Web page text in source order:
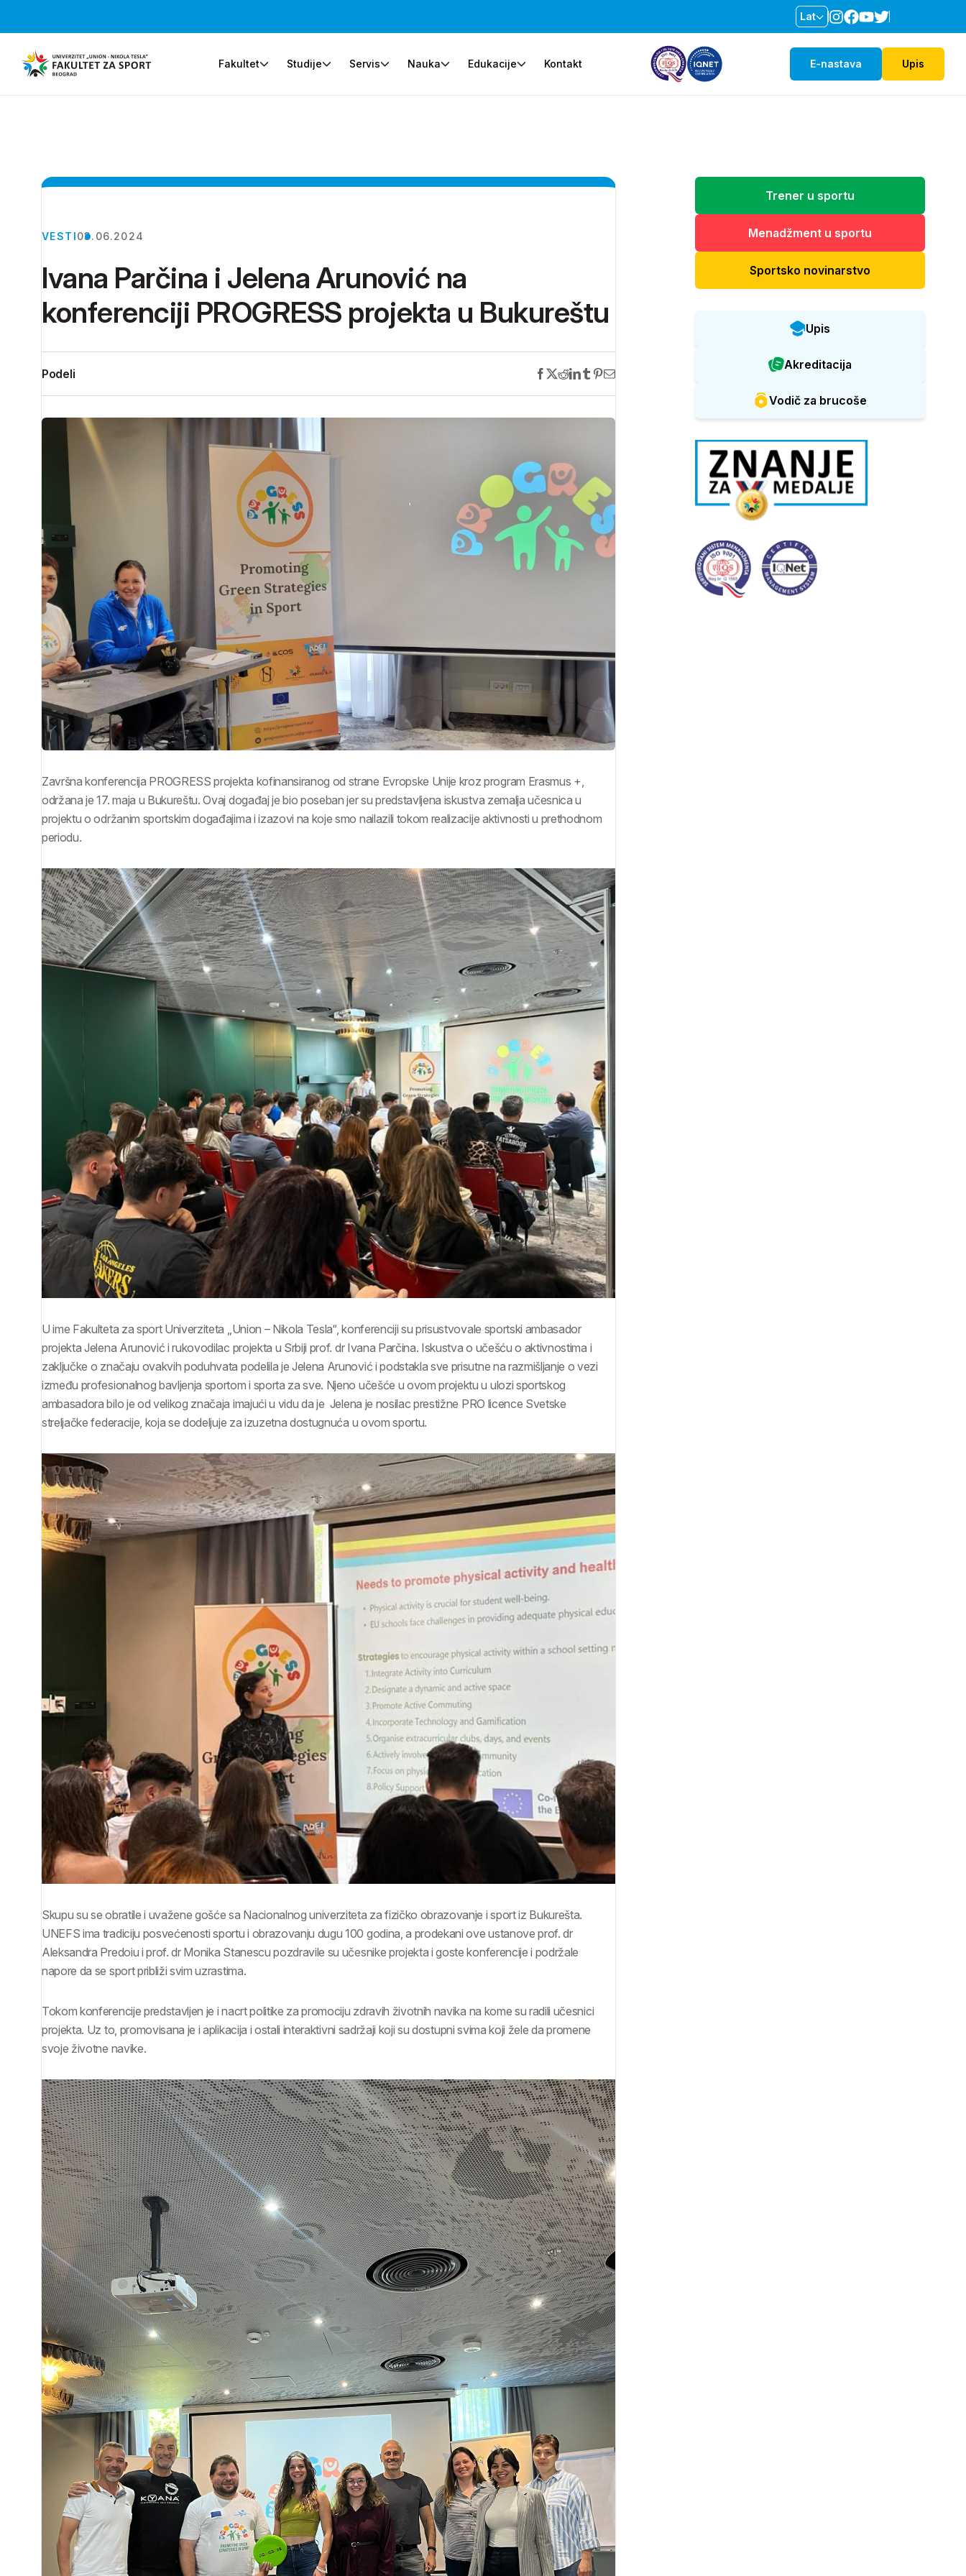
Lat
Fakultet Studije Servis Nauka Edukacije Kontakt E-nastava Upis
VESTI03.06.2024
Ivana Parčina i Jelena Arunović na
konferenciji PROGRESS projekta u Bukureštu
Podeli
Završna konferencija PROGRESS projekta kofinansiranog od strane Evropske Unije kroz program Erasmus +,
održana je 17. maja u Bukureštu. Ovaj događaj je bio poseban jer su predstavljena iskustva zemalja učesnica u
projektu o održanim sportskim događajima i izazovi na koje smo nailazili tokom realizacije aktivnosti u prethodnom
periodu.
U ime Fakulteta za sport Univerziteta „Union – Nikola Tesla“, konferenciji su prisustvovale sportski ambasador
projekta Jelena Arunović i rukovodilac projekta u Srbiji prof. dr Ivana Parčina. Iskustva o učešću o aktivnostima i
zaključke o značaju ovakvih poduhvata podelila je Jelena Arunović i podstakla sve prisutne na razmišljanje o vezi
između profesionalnog bavljenja sportom i sporta za sve. Njeno učešće u ovom projektu u ulozi sportskog
ambasadora bilo je od velikog značaja imajući u vidu da je Jelena je nosilac prestižne PRO licence Svetske
streljačke federacije, koja se dodeljuje za izuzetna dostugnuća u ovom sportu.
Skupu su se obratile i uvažene gošće sa Nacionalnog univerziteta za fizičko obrazovanje i sport iz Bukurešta.
UNEFS ima tradiciju posvećenosti sportu i obrazovanju dugu 100 godina, a prodekani ove ustanove prof. dr
Aleksandra Predoiu i prof. dr Monika Stanescu pozdravile su učesnike projekta i goste konferencije i podržale
napore da se sport približi svim uzrastima.
Tokom konferencije predstavljen je i nacrt politike za promociju zdravih životnih navika na kome su radili učesnici
projekta. Uz to, promovisana je i aplikacija i ostali interaktivni sadržaji koji su dostupni svima koji žele da promene
svoje životne navike.
Trener u sportu
Menadžment u sportu
Sportsko novinarstvo
Upis
Akreditacija
Vodič za brucoše